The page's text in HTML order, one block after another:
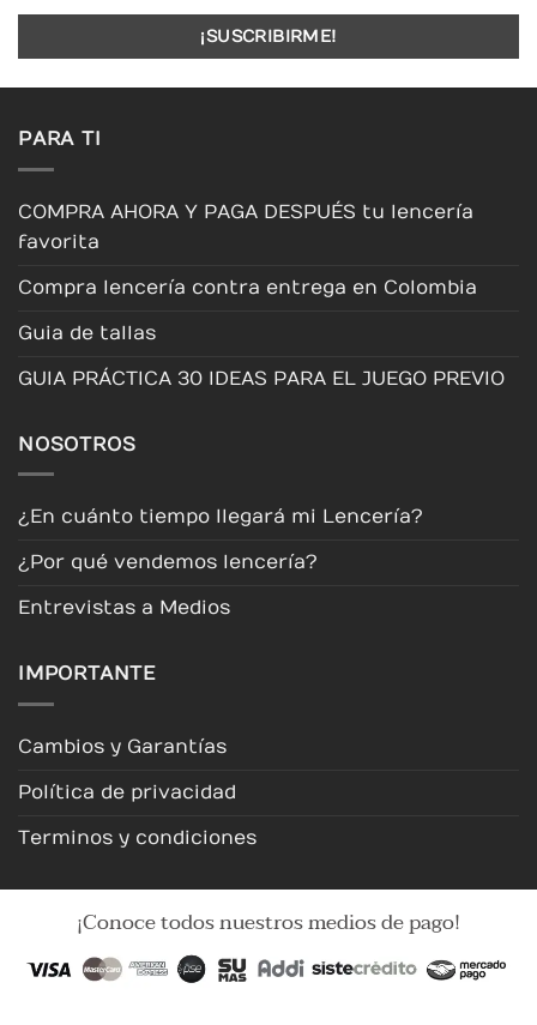
pueden
de
pueden
elegir
pueden
PARA TI
COMPRA AHORA Y PAGA DESPUÉS tu lencería
favorita
Compra lencería contra entrega en Colombia
Guia de tallas
GUIA PRÁCTICA 30 IDEAS PARA EL JUEGO PREVIO
NOSOTROS
¿En cuánto tiempo llegará mi Lencería?
¿Por qué vendemos lencería?
Entrevistas a Medios
IMPORTANTE
Cambios y Garantías
Política de privacidad
Terminos y condiciones
¡Conoce todos nuestros medios de pago!